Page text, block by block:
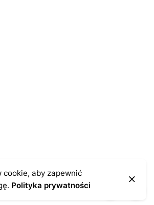
cookie, aby zapewnić
Polityka prywatności